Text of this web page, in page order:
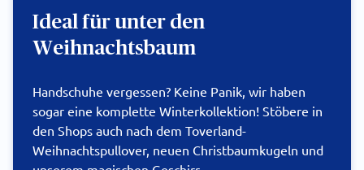
Ideal für unter den
Weihnachtsbaum
Handschuhe vergessen? Keine Panik, wir haben
sogar eine komplette Winterkollektion! Stöbere in
den Shops auch nach dem Toverland-
Weihnachtspullover, neuen Christbaumkugeln und